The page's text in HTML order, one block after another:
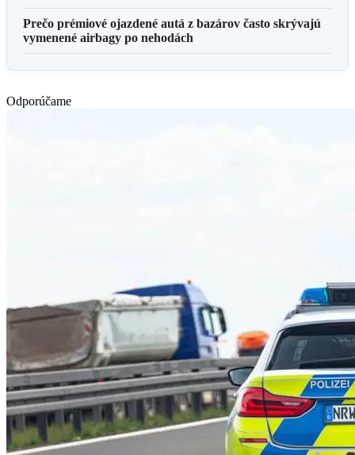
Prečo prémiové ojazdené autá z bazárov často skrývajú
vymenené airbagy po nehodách
Odporúčame